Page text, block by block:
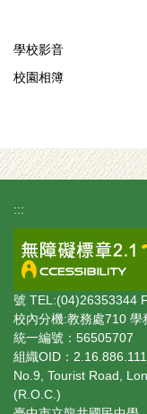
學校影音
校園相簿
:::
號 TEL:(04)26353344
校內分機:教務處710
統一編號：56505707
組織OID：
No.9, Tourist Road,
(R.O.C.)